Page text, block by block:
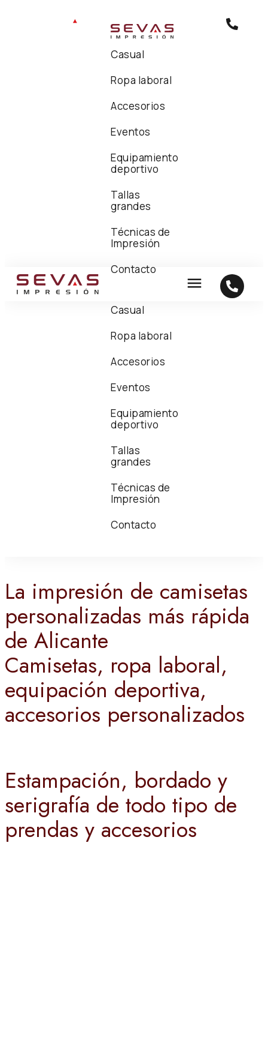
Casual
Ropa laboral
Accesorios
Eventos
Equipamiento
deportivo
Tallas
grandes
Técnicas de
Impresión
Contacto
Casual
Ropa laboral
Accesorios
Eventos
Equipamiento
deportivo
Tallas
grandes
Técnicas de
Impresión
Contacto
La impresión de camisetas
personalizadas más rápida
de Alicante
Camisetas, ropa laboral,
equipación deportiva,
accesorios personalizados
Estampación, bordado y
serigrafía de todo tipo de
prendas y accesorios